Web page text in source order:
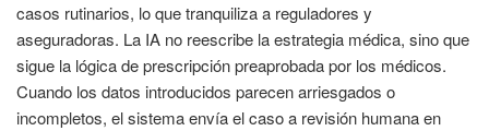
casos rutinarios, lo que tranquiliza a reguladores y
aseguradoras. La IA no reescribe la estrategia médica, sino que
sigue la lógica de prescripción preaprobada por los médicos.
Cuando los datos introducidos parecen arriesgados o
incompletos, el sistema envía el caso a revisión humana en